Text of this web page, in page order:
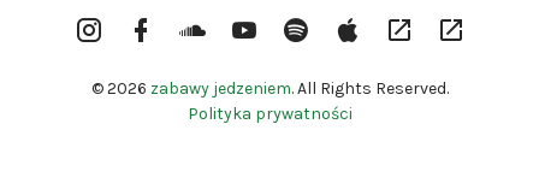
Instargram
Profile
Soundcloud
YouTube
Channel
Spotify itunes RSS
© 2026 zabawy jedzeniem. All Rights Reserved.
Polityka prywatności